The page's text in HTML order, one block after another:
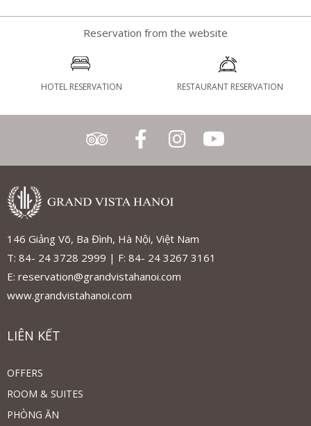
Reservation from the website
HOTEL RESERVATION RESTAURANT RESERVATION
146 Giảng Võ, Ba Đình, Hà Nội, Việt Nam
T: 84- 24 3728 2999 | F: 84- 24 3267 3161
E: reservation@grandvistahanoi.com
www.grandvistahanoi.com
LIÊN KẾT
OFFERS
ROOM & SUITES
PHÒNG ĂN